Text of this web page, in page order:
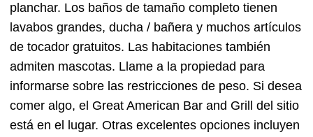
planchar. Los baños de tamaño completo tienen
lavabos grandes, ducha / bañera y muchos artículos
de tocador gratuitos. Las habitaciones también
admiten mascotas. Llame a la propiedad para
informarse sobre las restricciones de peso. Si desea
comer algo, el Great American Bar and Grill del sitio
está en el lugar. Otras excelentes opciones incluyen